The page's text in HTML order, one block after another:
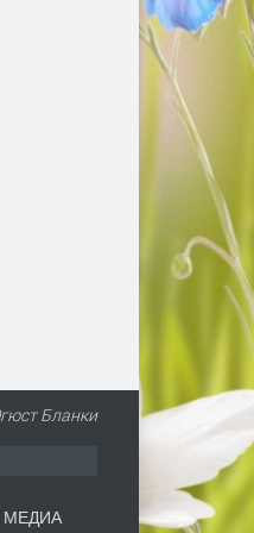
Бланки
МЕДИА